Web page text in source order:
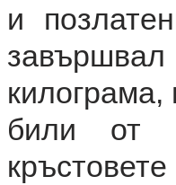
и
били от